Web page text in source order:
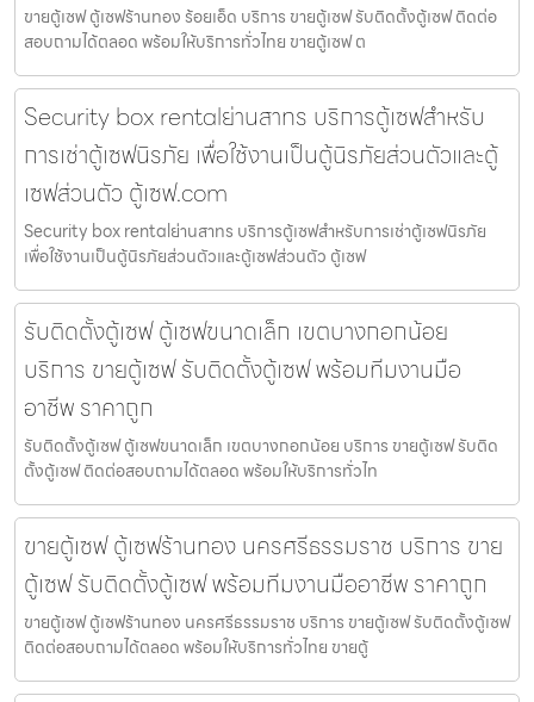
ขายตู้เซฟ ตู้เซฟร้านทอง ร้อยเอ็ด บริการ ขายตู้เซฟ รับติดตั้งตู้เซฟ ติดต่อ
สอบถามได้ตลอด พร้อมให้บริการทั่วไทย ขายตู้เซฟ ต
Security box rentalย่านสาทร บริการตู้เซฟสำหรับ
การเช่าตู้เซฟนิรภัย เพื่อใช้งานเป็นตู้นิรภัยส่วนตัวและตู้
เซฟส่วนตัว ตู้เซฟ.com
Security box rentalย่านสาทร บริการตู้เซฟสำหรับการเช่าตู้เซฟนิรภัย
เพื่อใช้งานเป็นตู้นิรภัยส่วนตัวและตู้เซฟส่วนตัว ตู้เซฟ
รับติดตั้งตู้เซฟ ตู้เซฟขนาดเล็ก เขตบางกอกน้อย
บริการ ขายตู้เซฟ รับติดตั้งตู้เซฟ พร้อมทีมงานมือ
อาชีพ ราคาถูก
รับติดตั้งตู้เซฟ ตู้เซฟขนาดเล็ก เขตบางกอกน้อย บริการ ขายตู้เซฟ รับติด
ตั้งตู้เซฟ ติดต่อสอบถามได้ตลอด พร้อมให้บริการทั่วไท
ขายตู้เซฟ ตู้เซฟร้านทอง นครศรีธรรมราช บริการ ขาย
ตู้เซฟ รับติดตั้งตู้เซฟ พร้อมทีมงานมืออาชีพ ราคาถูก
ขายตู้เซฟ ตู้เซฟร้านทอง นครศรีธรรมราช บริการ ขายตู้เซฟ รับติดตั้งตู้เซฟ
ติดต่อสอบถามได้ตลอด พร้อมให้บริการทั่วไทย ขายตู้